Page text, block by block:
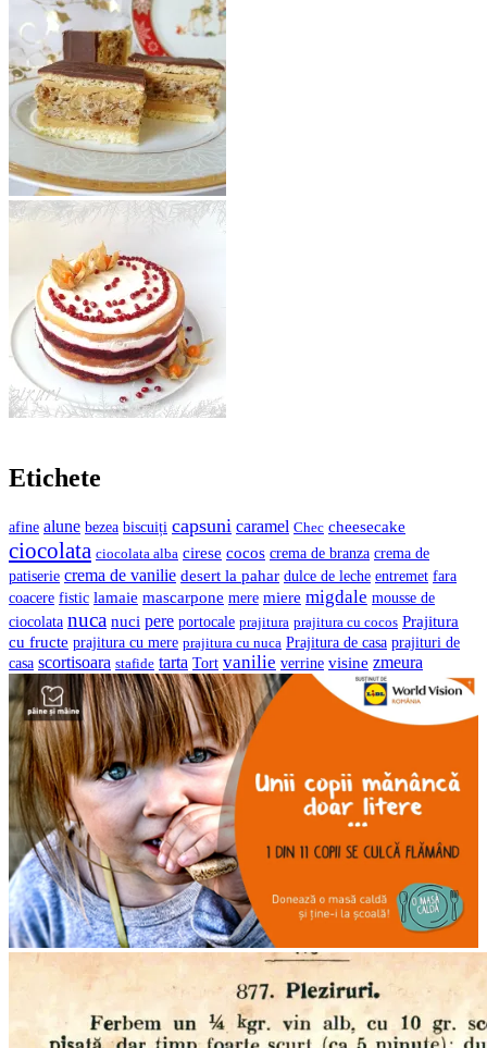
Etichete
afine alune bezea biscuiți capsuni caramel Chec cheesecake
ciocolata ciocolata alba cirese cocos crema de branza crema de
patiserie crema de vanilie desert la pahar dulce de leche entremet fara
coacere fistic lamaie mascarpone mere miere migdale mousse de
ciocolata nuca nuci pere portocale prajitura prajitura cu cocos Prajitura
cu fructe prajitura cu mere prajitura cu nuca Prajitura de casa prajituri de
casa scortisoara stafide tarta Tort vanilie verrine visine zmeura